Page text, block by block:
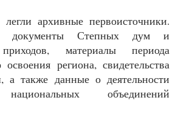
архивные первоисточники.
Степных дум и
материалы периода
освоения региона, свидетельства
а также данные о деятельности
объединений